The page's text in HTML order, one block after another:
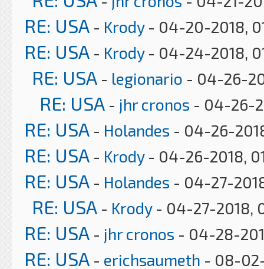
RE: USA - Krody- 04-20-2018,
RE: USA - Krody- 04-24-2018,
RE: USA - legionario - 04-26-
RE: USA - jhr cronos - 04-26-
RE: USA - Holandes - 04-26-
RE: USA - Krody- 04-26-2018,
RE: USA - Holandes - 04-27-
RE: USA - Krody- 04-27-2018,
RE: USA - jhr cronos - 04-28-
RE: USA - erichsaumeth - 08-